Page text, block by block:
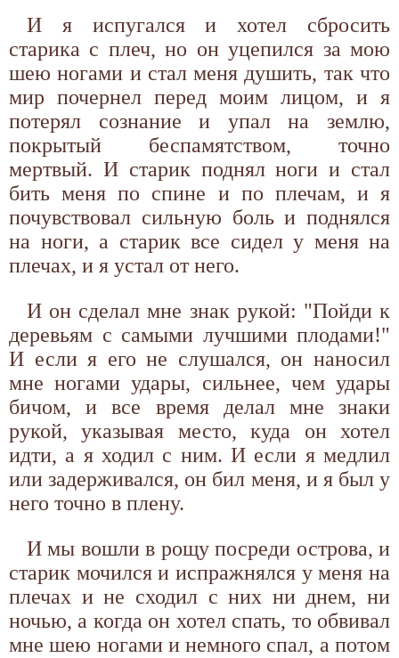
И я испугался и хотел сбросить
старика с плеч, но он уцепился за мою
шею ногами и стал меня душить, так что
мир почернел перед моим лицом, и я
потерял сознание и упал на землю,
покрытый беспамятством, точно
мертвый. И старик поднял ноги и стал
бить меня по спине и по плечам, и я
почувствовал сильную боль и поднялся
на ноги, а старик все сидел у меня на
плечах, и я устал от него.
И он сделал мне знак рукой: "Пойди к
деревьям с самыми лучшими плодами!"
И если я его не слушался, он наносил
мне ногами удары, сильнее, чем удары
бичом, и все время делал мне знаки
рукой, указывая место, куда он хотел
идти, а я ходил с ним. И если я медлил
или задерживался, он бил меня, и я был у
него точно в плену.
И мы вошли в рощу посреди острова, и
старик мочился и испражнялся у меня на
плечах и не сходил с них ни днем, ни
ночью, а когда он хотел спать, то обвивал
мне шею ногами и немного спал, а потом